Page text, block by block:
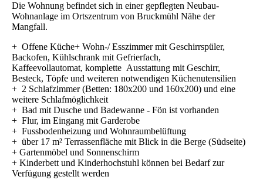
Die Wohnung befindet sich in einer gepflegten Neubau-
Wohnanlage im Ortszentrum von Bruckmühl Nähe der
Mangfall.
+ Offene Küche+ Wohn-/ Esszimmer mit Geschirrspüler,
Backofen, Kühlschrank mit Gefrierfach,
Kaffeevollautomat, komplette Ausstattung mit Geschirr,
Besteck, Töpfe und weiteren notwendigen Küchenutensilien
+ 2 Schlafzimmer (Betten: 180x200 und 160x200) und eine
weitere Schlafmöglichkeit
+ Bad mit Dusche und Badewanne - Fön ist vorhanden
+ Flur, im Eingang mit Garderobe
+ Fussbodenheizung und Wohnraumbelüftung
+ über 17 m² Terrassenfläche mit Blick in die Berge (Südseite)
+ Gartenmöbel und Sonnenschirm
+ Kinderbett und Kinderhochstuhl können bei Bedarf zur
Verfügung gestellt werden